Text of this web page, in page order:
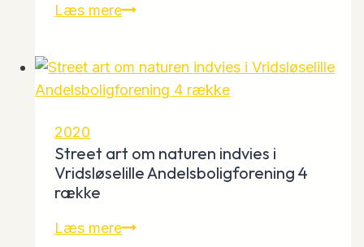
Læs mereVA
er
udnævnt
“Årets
Lyspunkt”
Forening
2020
Street art om naturen indvies i
Vridsløselille Andelsboligforening 4
række
Læs mereStreet